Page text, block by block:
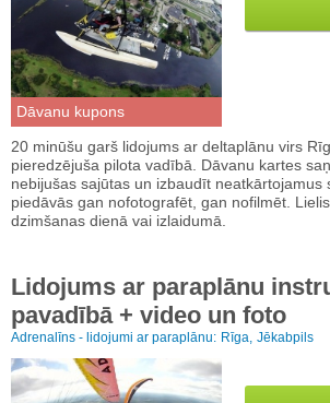
Dāvanu kupons
20 minūšu garš lidojums ar deltaplānu virs
pieredzējuša pilota vadībā. Dāvanu kartes
nebijušas sajūtas un izbaudīt neatkārtojamus
piedāvās gan nofotografēt, gan nofilmēt.
dzimšanas dienā vai izlaidumā.
Lidojums ar paraplānu
pavadībā + video un foto
Adrenalīns - lidojumi ar paraplānu: Rīga, Jēkabpils